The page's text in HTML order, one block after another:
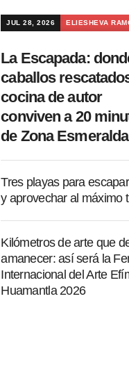
JUL 28, 2026 ELIESHEVA
La Escapada:
caballos
cocina de autor
conviven a 20
de Zona Esmeralda
Tres playas para
y aprovechar al máximo
Kilómetros de arte que
amanecer: así será la
Internacional del Arte
Huamantla 2026